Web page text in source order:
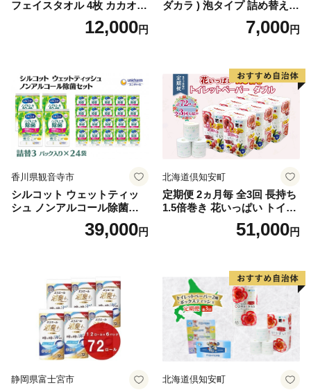
フェイスタオル 4枚 カカオ
【タオル 泉州タオル 吸水 普
段使い 無地 シンプル 日用品
12,000円
ダカラ ) 泡タイプ 詰め替え 4
40ml×4袋 ボディーソープ 泡
ボディソープ 泡 日用品 消耗
泡石鹸 石鹸 兵庫 兵庫県 小野
7,000円
香川県観音寺市
シルコット ウェットティッ
シュ ノンアルコール除菌詰
替（43枚×3P）×24袋 日用品
おもちゃ 拭き取り 手拭き 外
39,000円
北海道倶知安町
定期便 2ヵ月毎 全3回 長持ち
1.5倍巻き 花いっぱい トイレ
ットペーパー ダブル 45ｍ 計
72ロール 全18種 花柄 プリン
ー 消耗品 備蓄 送料無料 北海
道 倶知安町 日用品
51,000円
静岡県富士宮市 北海道倶知安町